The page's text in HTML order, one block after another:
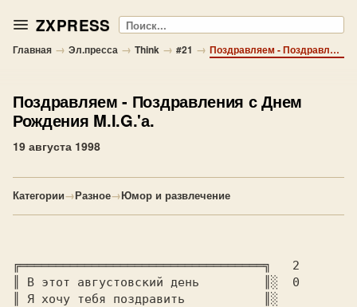
ZXPRESS Поиск
Главная → Эл.пресса → Think → #21 → Поздравляем - Поздравления с Днем Рождения M.I.G.'а.
Поздравляем - Поздравления с Днем
Рождения M.I.G.'а.
19 августа 1998
Категории→Разное→Юмор и развлечение
╔══════════════════════════════════╗
В этот августовский день ░
Я хочу тебя поздравить